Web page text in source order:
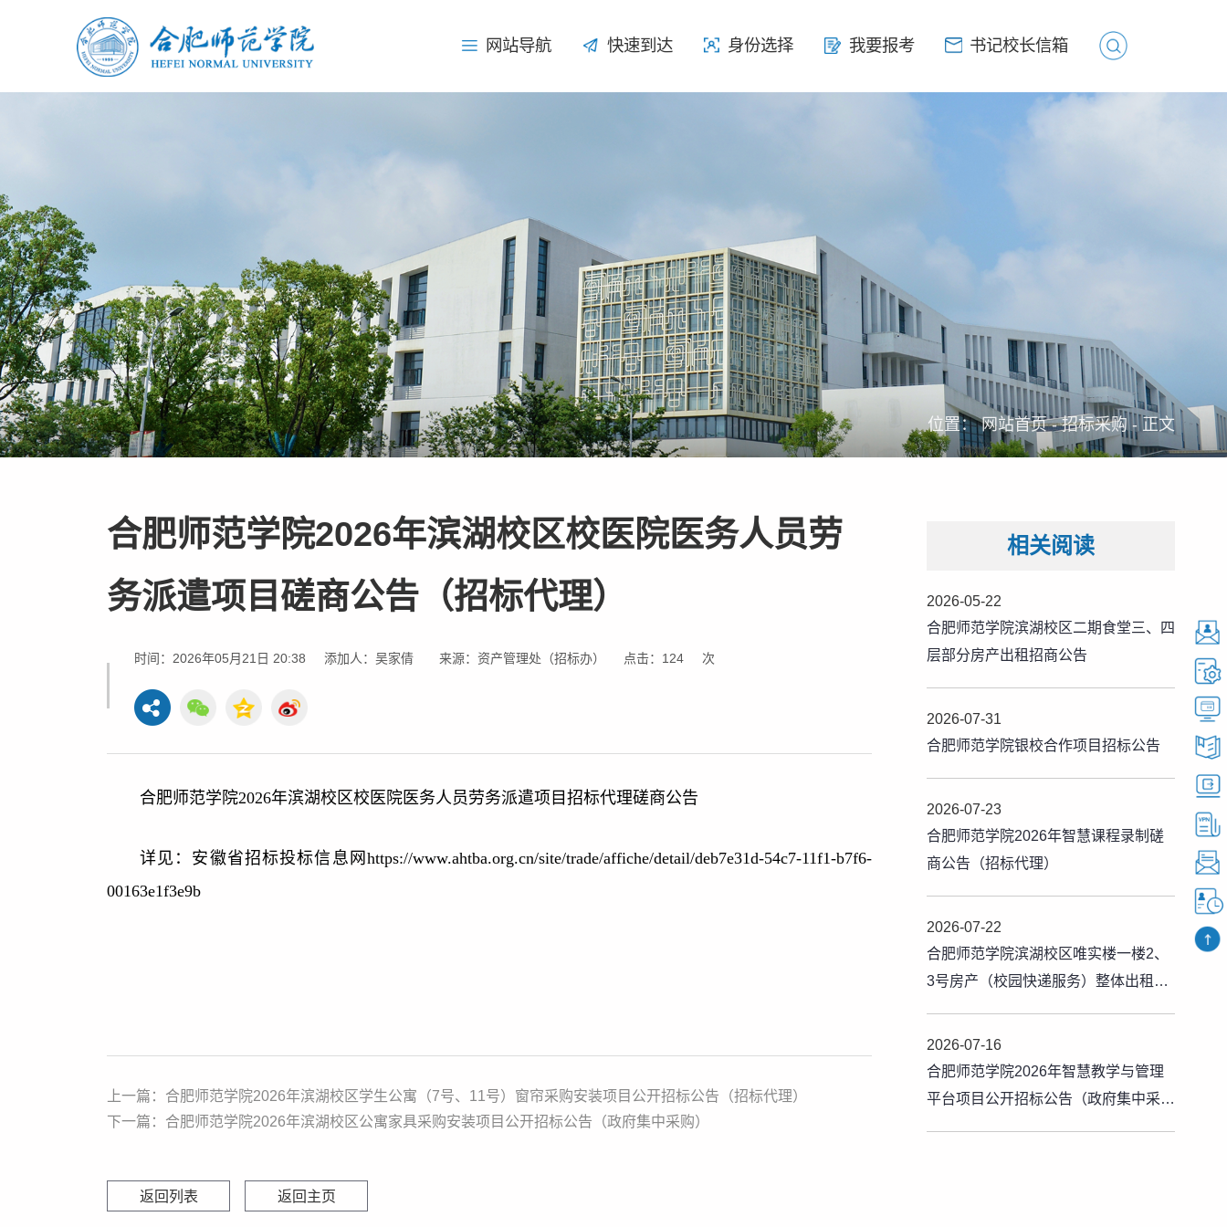
网站导航 快速到达 身份选择 我要报考 书记校长信箱
网站导航 快速到达 身份选择 我要报考 书记校长信箱
位置：网站首页-招标采购-正文
合肥师范学院2026年滨湖校区校医院医务人员劳
务派遣项目磋商公告（招标代理）
时间：2026年05月21日 20:38 添加人：吴家倩 来源：资产管理处（招标办） 点击： 124 次
合肥师范学院2026年滨湖校区校医院医务人员劳务派遣项目招标代理磋商公告
详见：安徽省招标投标信息网https://www.ahtba.org.cn/site/trade/affiche/detail/deb7e31d-54c7-11f1-b7f6-
00163e1f3e9b
上一篇：合肥师范学院2026年滨湖校区学生公寓（7号、11号）窗帘采购安装项目公开招标公告（招标代理）
下一篇：合肥师范学院2026年滨湖校区公寓家具采购安装项目公开招标公告（政府集中采购）
返回列表 返回主页
相关阅读
2026-05-22
合肥师范学院滨湖校区二期食堂三、四
层部分房产出租招商公告
2026-07-31
合肥师范学院银校合作项目招标公告
2026-07-23
合肥师范学院2026年智慧课程录制磋
商公告（招标代理）
2026-07-22
合肥师范学院滨湖校区唯实楼一楼2、
3号房产（校园快递服务）整体出租公
2026-07-16
合肥师范学院2026年智慧教学与管理
平台项目公开招标公告（政府集中采